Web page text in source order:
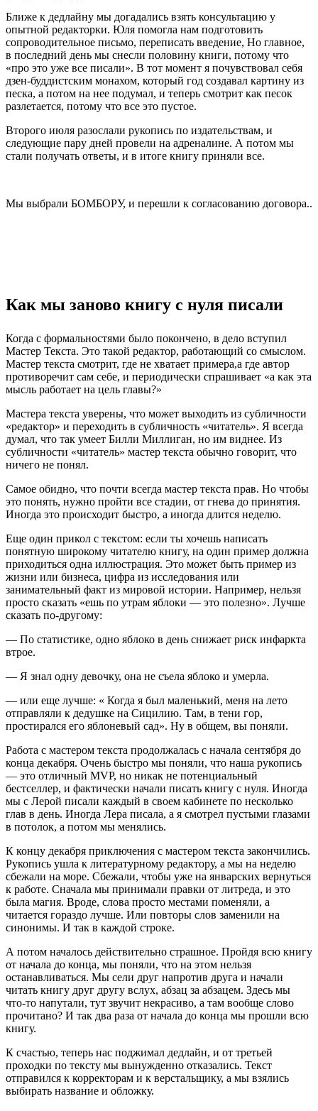
Ближе к дедлайну мы догадались взять консультацию у
опытной редакторки. Юля помогла нам подготовить
сопроводительное письмо, переписать введение, Но главное,
в последний день мы снесли половину книги, потому что
«про это уже все писали». В тот момент я почувствовал себя
дзен-буддистским монахом, который год создавал картину из
песка, а потом на нее подумал, и теперь смотрит как песок
разлетается, потому что все это пустое.
Второго июля разослали рукопись по издательствам, и
следующие пару дней провели на адреналине. А потом мы
стали получать ответы, и в итоге книгу приняли все.
Мы выбрали БОМБОРУ, и перешли к согласованию договора..
Как мы заново книгу с нуля писали
Когда с формальностями было покончено, в дело вступил
Мастер Текста. Это такой редактор, работающий со смыслом.
Мастер текста смотрит, где не хватает примера,а где автор
противоречит сам себе, и периодически спрашивает «а как эта
мысль работает на цель главы?»
Мастера текста уверены, что может выходить из субличности
«редактор» и переходить в субличность «читатель». Я всегда
думал, что так умеет Билли Миллиган, но им виднее. Из
субличности «читатель» мастер текста обычно говорит, что
ничего не понял.
Самое обидно, что почти всегда мастер текста прав. Но чтобы
это понять, нужно пройти все стадии, от гнева до принятия.
Иногда это происходит быстро, а иногда длится неделю.
Еще один прикол с текстом: если ты хочешь написать
понятную широкому читателю книгу, на один пример должна
приходиться одна иллюстрация. Это может быть пример из
жизни или бизнеса, цифра из исследования или
занимательный факт из мировой истории. Например, нельзя
просто сказать «ешь по утрам яблоки — это полезно». Лучше
сказать по-другому:
— По статистике, одно яблоко в день снижает риск инфаркта
втрое.
— Я знал одну девочку, она не съела яблоко и умерла.
— или еще лучше: « Когда я был маленький, меня на лето
отправляли к дедушке на Сицилию. Там, в тени гор,
простирался его яблоневый сад». Ну в общем, вы поняли.
Работа с мастером текста продолжалась с начала сентября до
конца декабря. Очень быстро мы поняли, что наша рукопись
— это отличный MVP, но никак не потенциальный
бестселлер, и фактически начали писать книгу с нуля. Иногда
мы с Лерой писали каждый в своем кабинете по несколько
глав в день. Иногда Лера писала, а я смотрел пустыми глазами
в потолок, а потом мы менялись.
К концу декабря приключения с мастером текста закончились.
Рукопись ушла к литературному редактору, а мы на неделю
сбежали на море. Сбежали, чтобы уже на январских вернуться
к работе. Сначала мы принимали правки от литреда, и это
была магия. Вроде, слова просто местами поменяли, а
читается гораздо лучше. Или повторы слов заменили на
синонимы. И так в каждой строке.
А потом началось действительно страшное. Пройдя всю книгу
от начала до конца, мы поняли, что на этом нельзя
останавливаться. Мы сели друг напротив друга и начали
читать книгу друг другу вслух, абзац за абзацем. Здесь мы
что-то напутали, тут звучит некрасиво, а там вообще слово
прочитано? И так два раза от начала до конца мы прошли всю
книгу.
К счастью, теперь нас поджимал дедлайн, и от третьей
проходки по тексту мы вынужденно отказались. Текст
отправился к корректорам и к верстальщику, а мы взялись
выбирать название и обложку.